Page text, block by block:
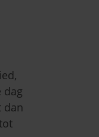
dag
dan